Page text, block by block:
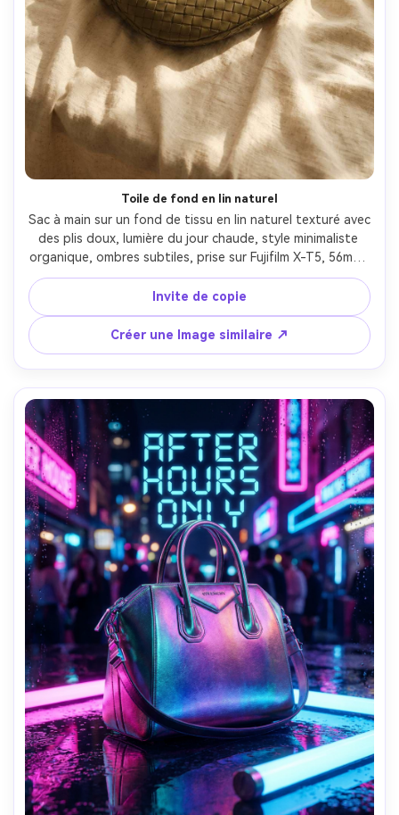
Toile de fond en lin naturel
Sac à main sur un fond de tissu en lin naturel texturé avec
des plis doux, lumière du jour chaude, style minimaliste
organique, ombres subtiles, prise sur Fujifilm X-T5, 56mm,
f/2.8, fibres photoréalistes et grain de cuir, esthétique de
style de vie premium calme- -ar 4:5
Invite de copie
Créer une Image similaire ↗